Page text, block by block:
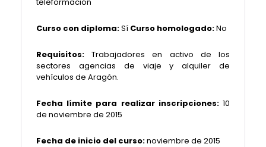
Curso con diploma:Sí Curso homologado:No
Requisitos:Trabajadores en activo de los
sectores agencias de viaje y alquiler de
vehículos de Aragón.
Fecha límite para realizar inscripciones:10
de noviembre de 2015
Fecha de inicio del curso:noviembre de 2015